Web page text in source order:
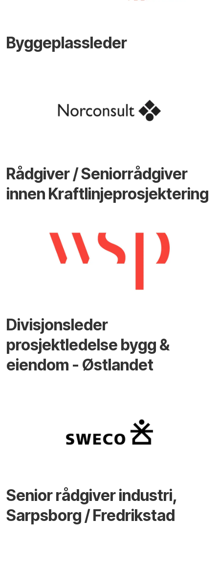
Byggeplassleder
Rådgiver / Seniorrådgiver
innen Kraftlinjeprosjektering
Divisjonsleder
prosjektledelse bygg &
eiendom - Østlandet
Senior rådgiver industri,
Sarpsborg / Fredrikstad